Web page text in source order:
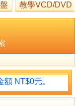
教學VCD/DVD
NT$0元。